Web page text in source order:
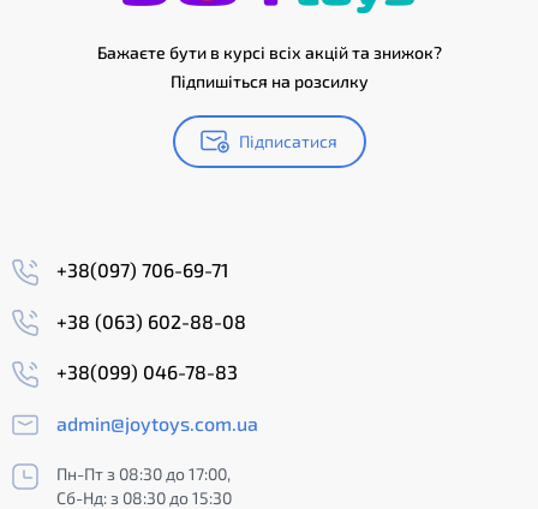
Бажаєте бути в курсі всіх акцій та знижок?
Підпишіться на розсилку
Підписатися
+38(097) 706-69-71
+38 (063) 602-88-08
+38(099) 046-78-83
admin@joytoys.com.ua
Пн-Пт з 08:30 до 17:00,
Сб-Нд: з 08:30 до 15:30